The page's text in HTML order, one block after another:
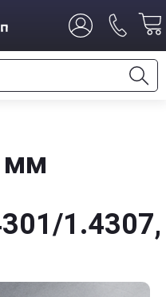
мм
1.4307,